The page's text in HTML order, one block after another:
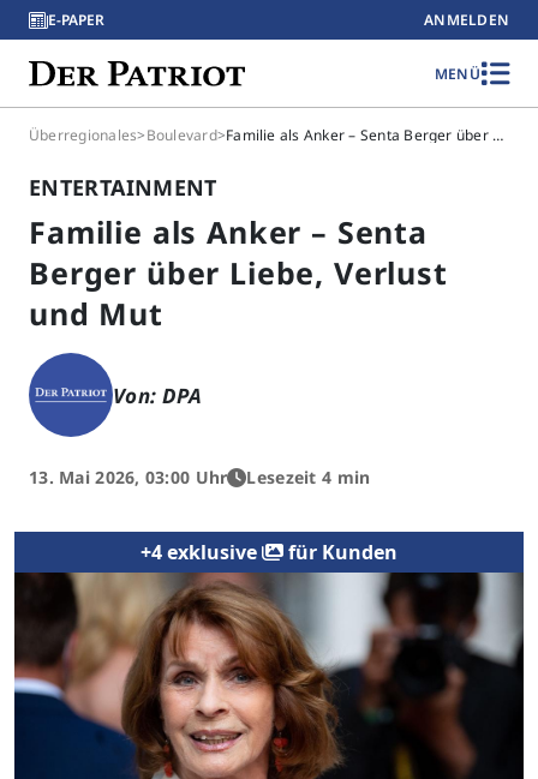
E-PAPER ANMELDEN
MENÜ
Überregionales>Boulevard> Familie als Anker – Senta Berger über Liebe, Verlust und Mut
ENTERTAINMENT
Familie als Anker – Senta
Berger über Liebe, Verlust
und Mut
Von: DPA
13. Mai 2026, 03:00 Uhr Lesezeit 4 min
+4 exklusive für Kunden